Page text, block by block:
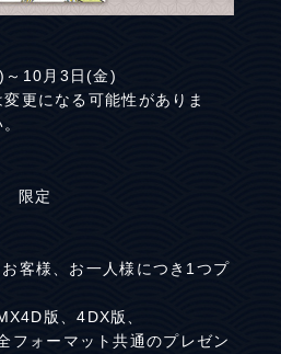
～10月3日(金)
更になる可能性がありま
限定
客様、お一人様につき1つプ
版、4DX版、
フォーマット共通のプレゼン